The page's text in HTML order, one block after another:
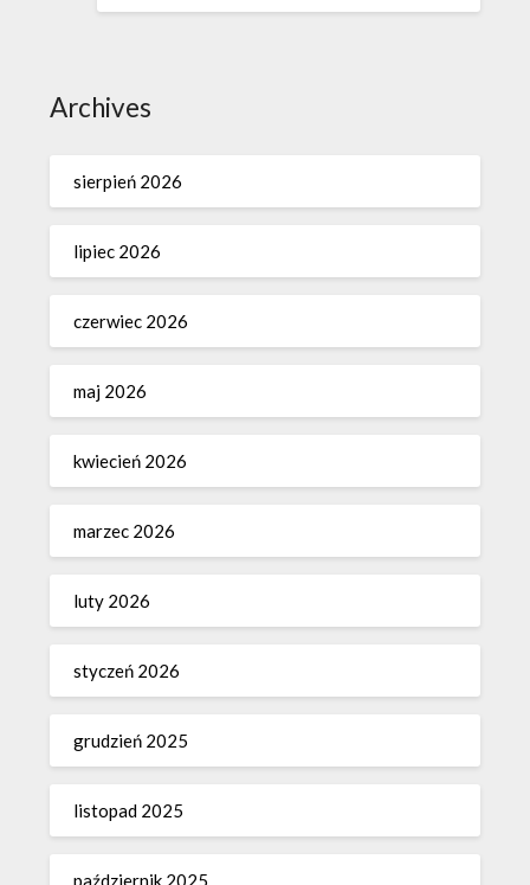
Archives
sierpień 2026
lipiec 2026
czerwiec 2026
maj 2026
kwiecień 2026
marzec 2026
luty 2026
styczeń 2026
grudzień 2025
listopad 2025